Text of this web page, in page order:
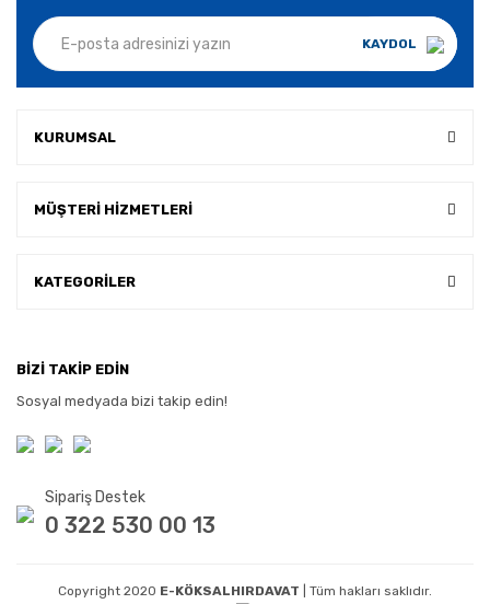
KAYDOL
KURUMSAL
MÜŞTERİ HİZMETLERİ
KATEGORİLER
BİZİ TAKİP EDİN
Sosyal medyada bizi takip edin!
Sipariş Destek
0 322 530 00 13
Copyright 2020 E-KÖKSALHIRDAVAT | Tüm hakları saklıdır.